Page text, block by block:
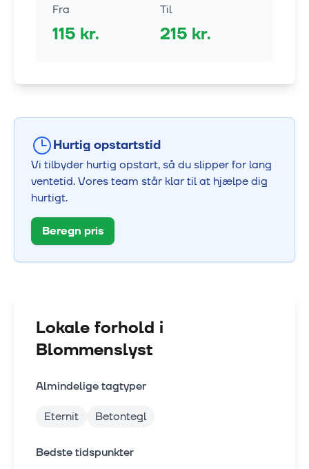
Fra
115 kr.
Til
215 kr.
Hurtig opstartstid
Vi tilbyder hurtig opstart, så du slipper for lang
ventetid. Vores team står klar til at hjælpe dig
hurtigt.
Beregn pris
Lokale forhold i
Blommenslyst
Almindelige tagtyper
Eternit
Betontegl
Bedste tidspunkter